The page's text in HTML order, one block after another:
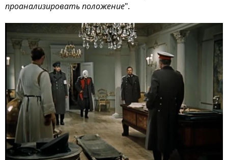
проанализировать положение".